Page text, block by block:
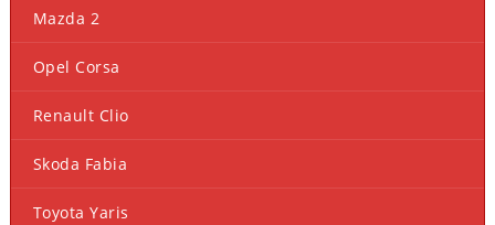
Mazda 2
Opel Corsa
Renault Clio
Skoda Fabia
Toyota Yaris